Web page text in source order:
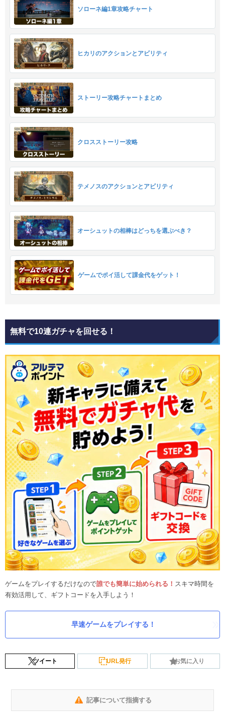
ソローネ編1章攻略チャート
ヒカリのアクションとアビリティ
ストーリー攻略チャートまとめ
クロスストーリー攻略
テメノスのアクションとアビリティ
オーシュットの相棒はどっちを選ぶべき？
ゲームでポイ活して課金代をゲット！
無料で10連ガチャを回せる！
ゲームをプレイするだけなので誰でも簡単に始められる！ スキマ時間を
有効活用して、ギフトコードを入手しよう！
早速ゲームをプレイする！
ツイート URL発行 お気に入り
記事について指摘する